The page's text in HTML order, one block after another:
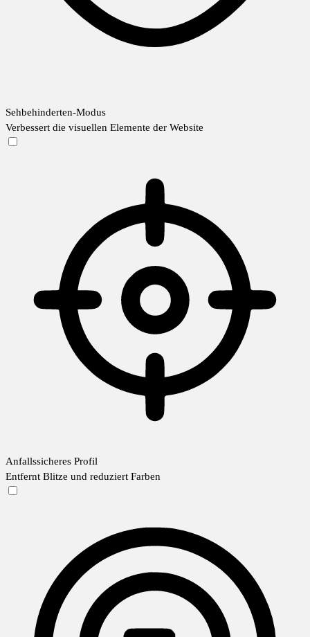
Sehbehinderten-Modus
Verbessert die visuellen Elemente der Website
Anfallssicheres Profil
Entfernt Blitze und reduziert Farben